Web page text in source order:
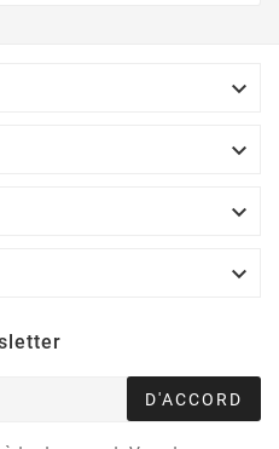




D'ACCORD